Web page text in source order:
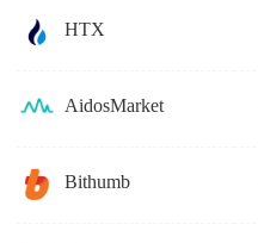
HTX
AidosMarket
Bithumb